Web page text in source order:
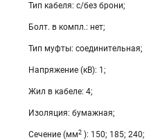
Тип кабеля: с/без брони;
Болт. в компл.: нет;
Тип муфты: соединительная;
Напряжение (кВ): 1;
Жил в кабеле: 4;
Изоляция: бумажная;
Сечение (мм2 ): 150; 185; 240;